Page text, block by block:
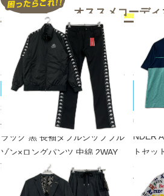
オススメコーディ
Kappa/カッパ
未使用品 メンズ カッパゴルフ K
APPA GOLF セットアップ M ブ
ラック 黒 長袖ダブルジップブル
ゾン×ロングパンツ 中綿 2WAY
¥11,000 税込
中古 メ
NDER
トセッ
デビュー